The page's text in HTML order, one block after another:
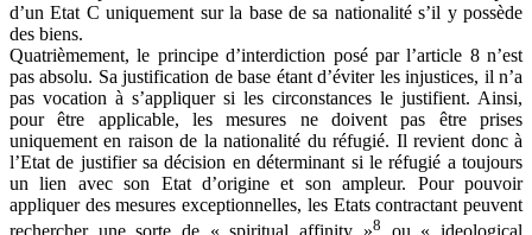
d’un Etat C uniquement sur la base de sa nationalité s’il y possède
des biens.
Quatrièmement, le principe d’interdiction posé par l’article 8 n’est
pas absolu. Sa justification de base étant d’éviter les injustices, il n’a
pas vocation à s’appliquer si les circonstances le justifient. Ainsi,
pour être applicable, les mesures ne doivent pas être prises
uniquement en raison de la nationalité du réfugié. Il revient donc à
l’Etat de justifier sa décision en déterminant si le réfugié a toujours
un lien avec son Etat d’origine et son ampleur. Pour pouvoir
appliquer des mesures exceptionnelles, les Etats contractant peuvent
8